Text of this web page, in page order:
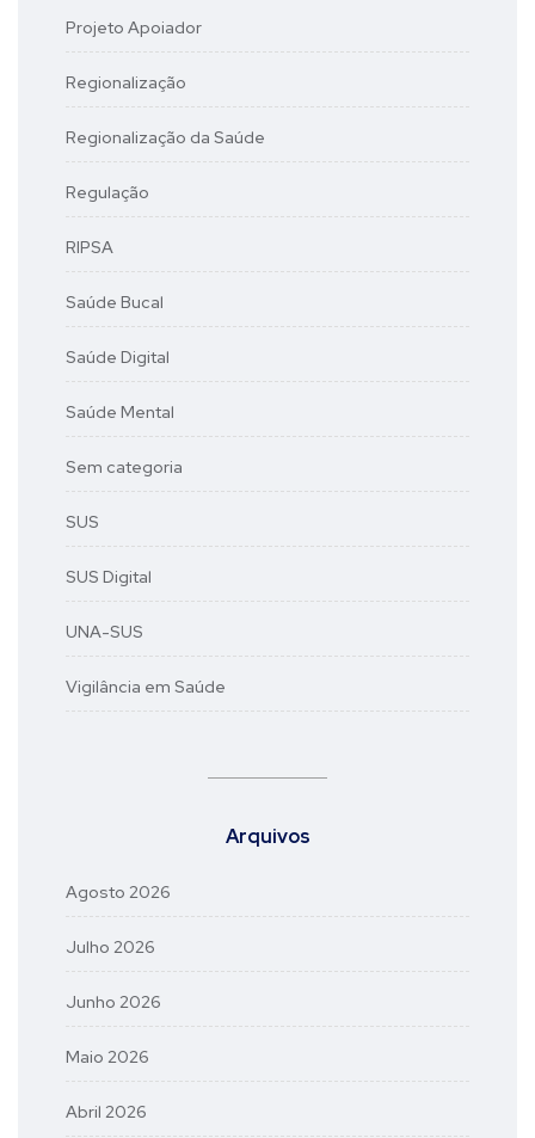
Projeto Apoiador
Regionalização
Regionalização da Saúde
Regulação
RIPSA
Saúde Bucal
Saúde Digital
Saúde Mental
Sem categoria
SUS
SUS Digital
UNA-SUS
Vigilância em Saúde
Arquivos
Agosto 2026
Julho 2026
Junho 2026
Maio 2026
Abril 2026